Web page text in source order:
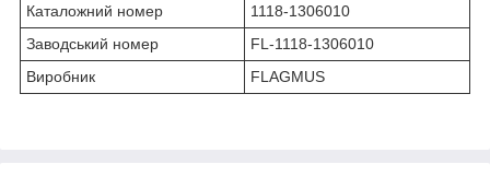
Каталожний номер
1118-1306010
Заводський номер
FL-1118-1306010
Виробник
FLAGMUS